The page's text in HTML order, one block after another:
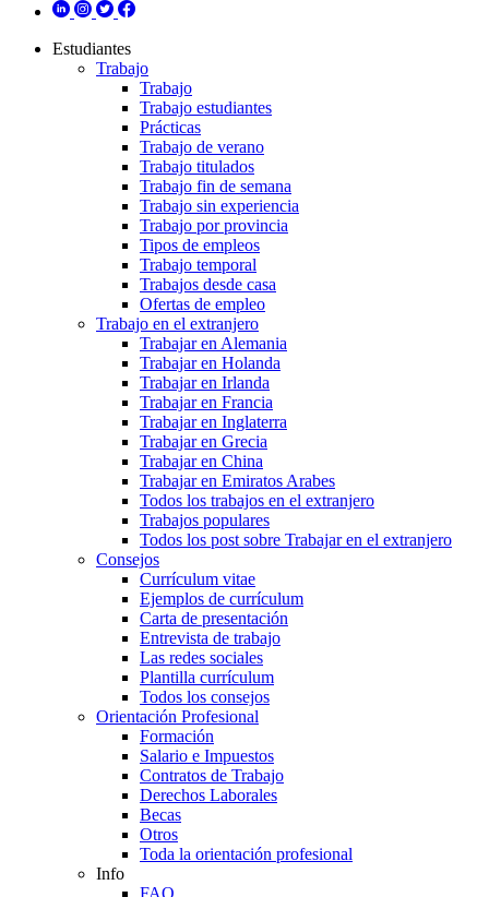
Estudiantes
Trabajo
Trabajo
Trabajo estudiantes
Prácticas
Trabajo de verano
Trabajo titulados
Trabajo fin de semana
Trabajo sin experiencia
Trabajo por provincia
Tipos de empleos
Trabajo temporal
Trabajos desde casa
Ofertas de empleo
Trabajo en el extranjero
Trabajar en Alemania
Trabajar en Holanda
Trabajar en Irlanda
Trabajar en Francia
Trabajar en Inglaterra
Trabajar en Grecia
Trabajar en China
Trabajar en Emiratos Arabes
Todos los trabajos en el extranjero
Trabajos populares
Todos los post sobre Trabajar en el extranjero
Consejos
Currículum vitae
Ejemplos de currículum
Carta de presentación
Entrevista de trabajo
Las redes sociales
Plantilla currículum
Todos los consejos
Orientación Profesional
Formación
Salario e Impuestos
Contratos de Trabajo
Derechos Laborales
Becas
Otros
Toda la orientación profesional
Info
FAQ